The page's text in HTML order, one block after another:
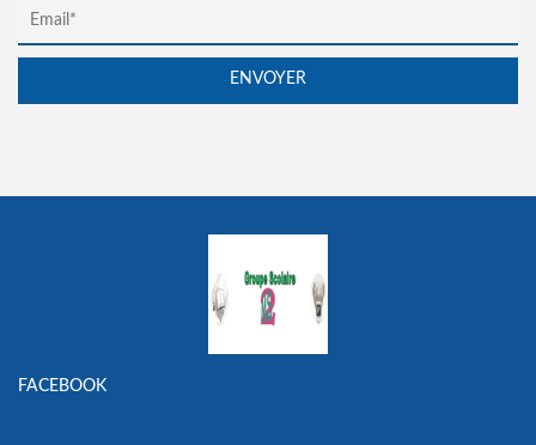
FACEBOOK